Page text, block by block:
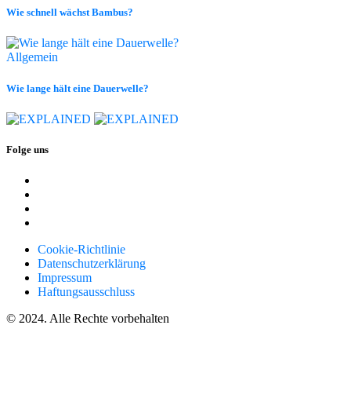
Wie schnell wächst Bambus?
Allgemein
Wie lange hält eine Dauerwelle?
Folge uns
Cookie-Richtlinie
Datenschutzerklärung
Impressum
Haftungsausschluss
© 2024. Alle Rechte vorbehalten